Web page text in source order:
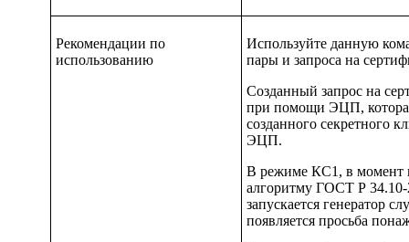
Рекомендации по
использованию
Используйте данную
пары и запроса на
Созданный запрос на
при помощи ЭЦП,
созданного секретного
ЭЦП.
В режиме КС1, в момент
алгоритму ГОСТ Р
запускается генератор
появляется просьба